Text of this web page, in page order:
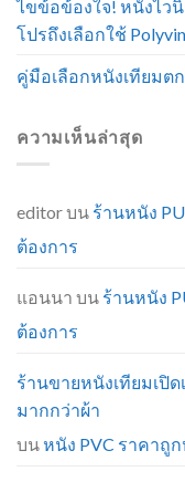
ไขข้อข้องใจ! หนังไว
โปรถึงเลือกใช้
คู่มือเลือกหนังเทียมต
ความเห็นล่าสุด
editorบน ร้านหนัง
ต้องการ
แอนนา บน ร้านหนัง
ต้องการ
ร้านขายหนังเทียมเปิ
มากกว่าผ้า
บนหนัง PVC ราคาถู